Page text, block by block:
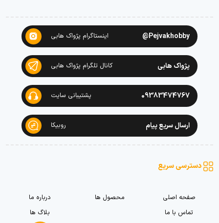
Pejvakhobby@ اینستاگرام پژواک هابی
پژواک هابی کانال تلگرام پژواک هابی
09383474767 پشتیبانی سایت
ارسال سریع پیام روبیکا
دسترسی سریع
صفحه اصلی محصول ها
درباره ما
تماس با ما
بلاگ ها